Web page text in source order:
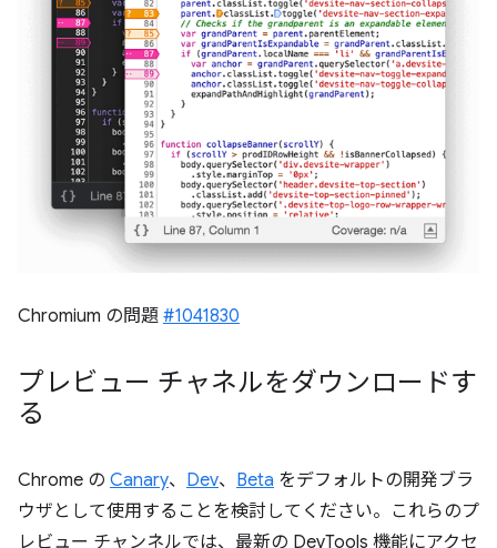
Chromium の問題 #1041830
プレビュー チャネルをダウンロードす
る
Chrome の Canary、 Dev、 Beta をデフォルトの開発ブラ
ウザとして使用することを検討してください。これらのプ
レビュー チャンネルでは、最新の DevTools 機能にアクセ